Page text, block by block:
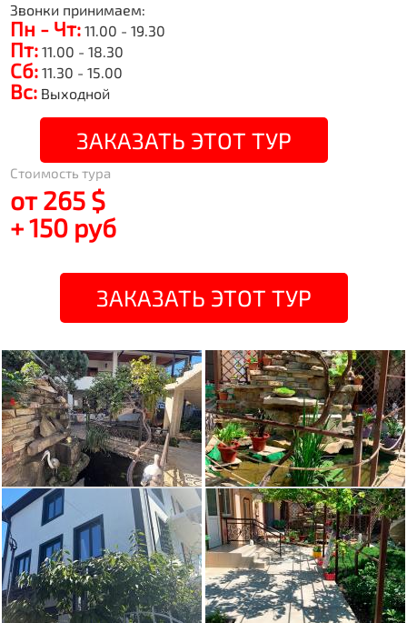
Звонки принимаем:
Пн - Чт: 11.00 - 19.30
Пт: 11.00 - 18.30
Сб: 11.30 - 15.00
Вс: Выходной
ЗАКАЗАТЬ ЭТОТ ТУР
Стоимость тура
от 265 $
+ 150 руб
ЗАКАЗАТЬ ЭТОТ ТУР